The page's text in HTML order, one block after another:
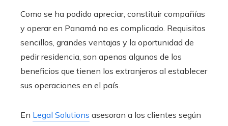
Como se ha podido apreciar, constituir compañías
y operar en Panamá no es complicado. Requisitos
sencillos, grandes ventajas y la oportunidad de
pedir residencia, son apenas algunos de los
beneficios que tienen los extranjeros al establecer
sus operaciones en el país.
En Legal Solutions asesoran a los clientes según